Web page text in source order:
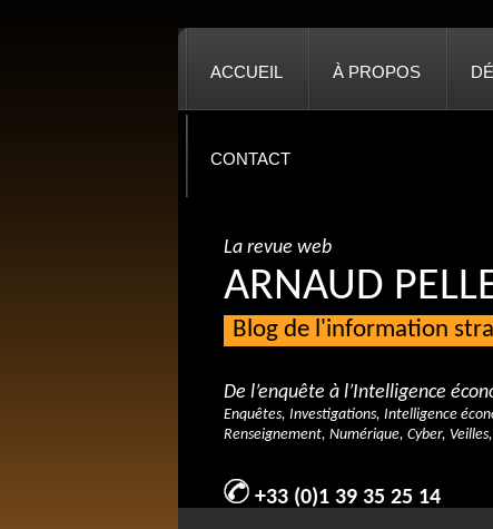
ACCUEIL À PROPOS
CONTACT
La revue web
ARNAUD
Blog de l'information
De l’enquête à l’Intelligence
Enquêtes, Investigations, Intelligence
Renseignement, Numérique, Cyber, Veilles,
+33 (0)1 39 35 25 14